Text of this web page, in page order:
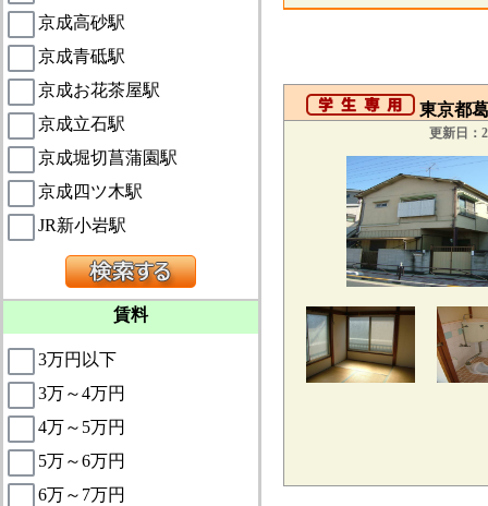
京成高砂駅
京成青砥駅
京成お花茶屋駅
京成立石駅
京成堀切菖蒲園駅
京成四ツ木駅
JR新小岩駅
賃料
3万円以下
3万～4万円
4万～5万円
5万～6万円
6万～7万円
東京都
更新日：